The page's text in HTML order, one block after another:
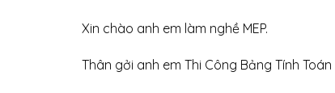
Xin chào anh em làm nghề MEP.
Thân gởi anh em Thi Công Bảng Tính